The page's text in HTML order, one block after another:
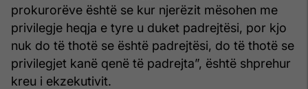
prokurorëve është se kur njerëzit mësohen me
privilegje heqja e tyre u duket padrejtësi, por kjo
nuk do të thotë se është padrejtësi, do të thotë se
privilegjet kanë qenë të padrejta”, është shprehur
kreu i ekzekutivit.